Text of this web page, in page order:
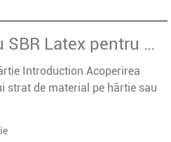
Ruico: Inovează cu SBR Latex pentru acoperirea îmbunătățită a hârtiei
Introduction Acoperirea
strat de material pe hârtie sau